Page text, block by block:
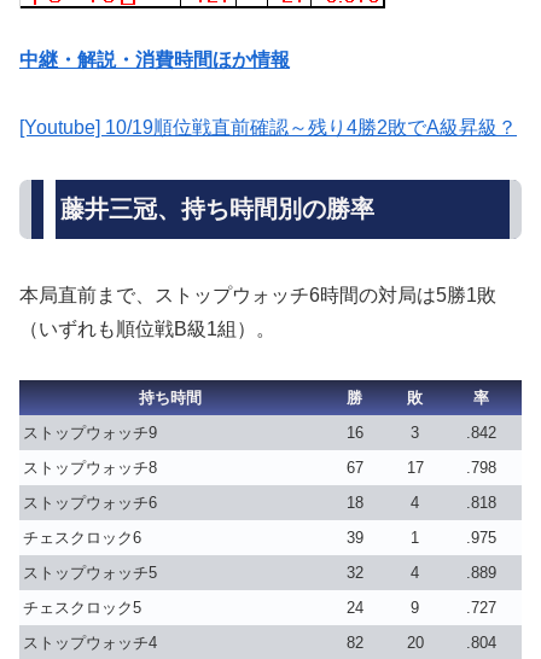
中継・解説・消費時間ほか情報
[Youtube] 10/19順位戦直前確認～残り4勝2敗でA級昇級？
藤井三冠、持ち時間別の勝率
本局直前まで、ストップウォッチ6時間の対局は5勝1敗
（いずれも順位戦B級1組）。
持ち時間 勝 敗
率
ストップウォッチ9
16 3
.842
ストップウォッチ8
67 17
.798
ストップウォッチ6
18 4
.818
チェスクロック6
39 1
.975
ストップウォッチ5
32 4
.889
チェスクロック5
24 9
.727
ストップウォッチ4
82 20
.804